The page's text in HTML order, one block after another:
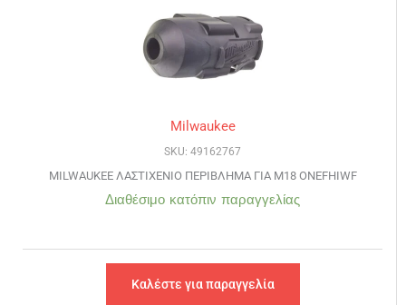
Milwaukee
SKU: 49162767
MILWAUKEE ΛΑΣΤΙΧΕΝΙΟ ΠΕΡΙΒΛΗΜΑ ΓΙΑ M18 ONEFHIWF
Διαθέσιμο κατόπιν παραγγελίας
Καλέστε για παραγγελία